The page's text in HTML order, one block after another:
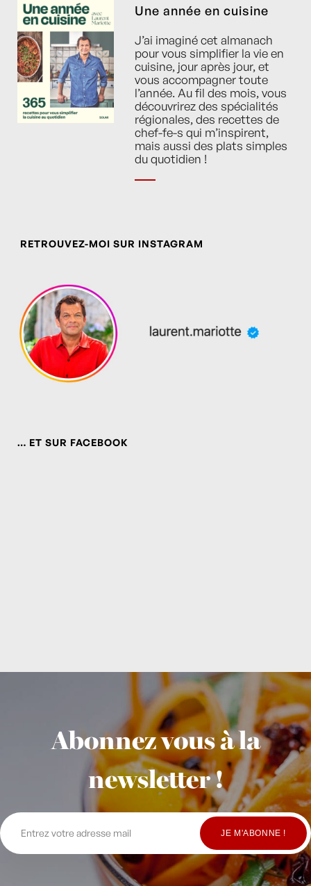
Une année en cuisine
J’ai imaginé cet almanach
pour vous simplifier la vie en
cuisine, jour après jour, et
vous accompagner toute
l’année. Au fil des mois, vous
découvrirez des spécialités
régionales, des recettes de
chef-fe-s qui m’inspirent,
mais aussi des plats simples
du quotidien !
RETROUVEZ-MOI SUR INSTAGRAM
… ET SUR FACEBOOK
Abonnez vous à la
newsletter !